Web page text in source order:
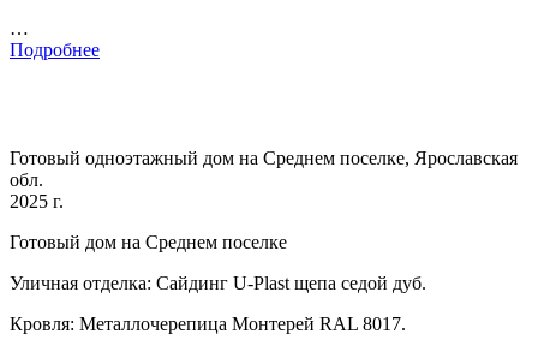
…
Подробнее
Готовый одноэтажный дом на Среднем поселке, Ярославская
обл.
2025 г.
Готовый дом на Среднем поселке
Уличная отделка: Сайдинг U-Plast щепа седой дуб.
Кровля: Металлочерепица Монтерей RAL 8017.